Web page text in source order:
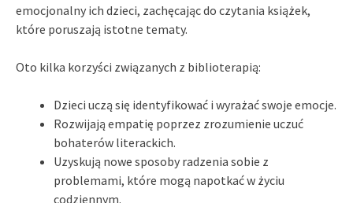
emocjonalny ich dzieci, zachęcając do czytania książek,
które poruszają istotne tematy.
Oto kilka korzyści związanych z biblioterapią:
Dzieci uczą się identyfikować i wyrażać swoje emocje.
Rozwijają empatię poprzez zrozumienie uczuć
bohaterów literackich.
Uzyskują nowe sposoby radzenia sobie z
problemami, które mogą napotkać w życiu
codziennym.